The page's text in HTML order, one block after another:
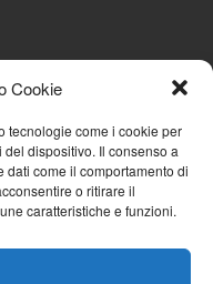
Cookie
tecnologie come i cookie per
dispositivo. Il consenso a
come il comportamento di
o ritirare il
caratteristiche e funzioni.